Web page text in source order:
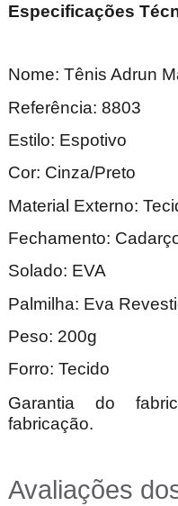
Especificações
Nome: Tênis Adrun
Referência: 8803
Estilo: Espotivo
Cor: Cinza/Preto
Material Externo:
Fechamento:
Solado: EVA
Palmilha: Eva
Peso: 200g
Forro: Tecido
Garantia do
fabricação.
Avaliações